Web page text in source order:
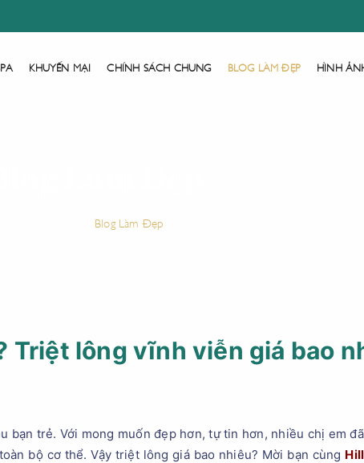
KHUYẾN MẠI CHÍNH SÁCH CHUNG BLOG LÀM ĐẸP HÌNH
Blog Làm Đẹp
Triệt lông vĩnh viễn giá bao
bạn trẻ. Với mong muốn đẹp hơn, tự tin hơn, nhiều chị em
bộ cơ thể. Vậy triệt lông giá bao nhiêu? Mời bạn cùng